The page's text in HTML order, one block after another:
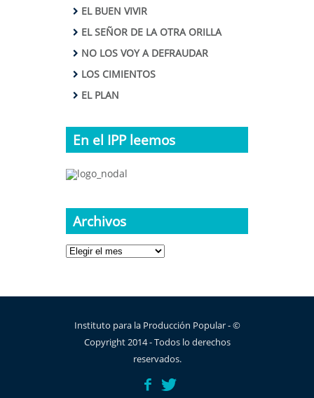
EL BUEN VIVIR
EL SEÑOR DE LA OTRA ORILLA
NO LOS VOY A DEFRAUDAR
LOS CIMIENTOS
EL PLAN
En el IPP leemos
Archivos
Archivos
Instituto para la Producción Popular - ©
Copyright 2014 - Todos lo derechos
reservados.